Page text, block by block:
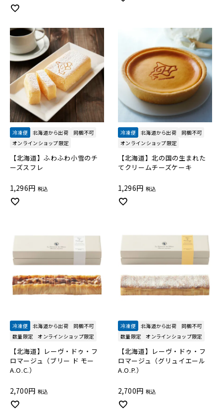
冷凍便 北海道から出荷
同梱不可
オンラインショップ限定
【北海道】ふわふわ小雪のチ
ーズスフレ
1,296 税込
冷凍便 北海道から出荷
同梱不可
オンラインショップ限定
【北海道】北の国の生まれた
てクリームチーズケーキ
1,296 税込
冷凍便 北海道から出荷
同梱不可
数量限定
オンラインショップ限定
【北海道】レーヴ・ドゥ・フ
ロマージュ（ブリー ド モー
A.O.C.）
2,700 税込
冷凍便 北海道から出荷
同梱不可
数量限定
オンラインショップ限定
【北海道】レーヴ・ドゥ・フ
ロマージュ（グリュイエール
A.O.P.）
2,700 税込